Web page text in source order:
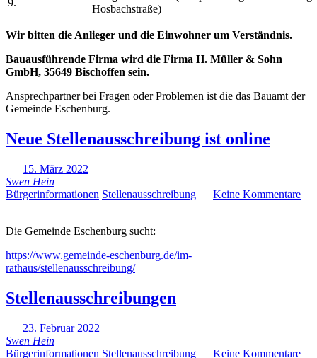
9.
Hosbachstraße)
Wir bitten die Anlieger und die Einwohner um Verständnis.
Bauausführende Firma wird die Firma H. Müller & Sohn
GmbH, 35649 Bischoffen sein.
Ansprechpartner bei Fragen oder Problemen ist die das Bauamt der
Gemeinde Eschenburg.
Neue Stellenausschreibung ist online
15. März 2022
Swen Hein
Bürgerinformationen Stellenausschreibung Keine Kommentare
Die Gemeinde Eschenburg sucht:
https://www.gemeinde-eschenburg.de/im-
rathaus/stellenausschreibung/
Stellenausschreibungen
23. Februar 2022
Swen Hein
Bürgerinformationen Stellenausschreibung Keine Kommentare